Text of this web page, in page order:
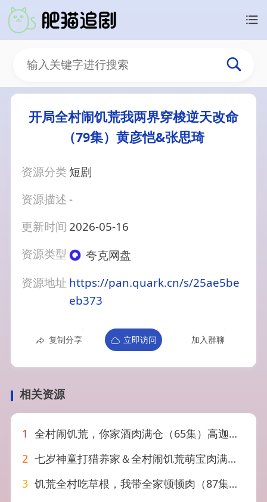
开局全村闹饥荒我两界穿梭逆天改命
（79集）黄彦恺&张思琦
资源分类 短剧
资源描述-
更新时间 2026-05-16
资源类型
夸克网盘
资源地址 https://pan.quark.cn/s/25ae5be
eb373
复制分享 立即访问 加入群聊
相关资源
1 全村闹饥荒，你家酒肉满仓（65集）高迦澜＆刘艺潼
2 七岁神童打猎养家＆全村闹饥荒萌宝肉满仓（61集）杨喜嘉
3 饥荒全村吃草根，我带全家顿顿肉（87集）杨珊子&赵琪&杨晴